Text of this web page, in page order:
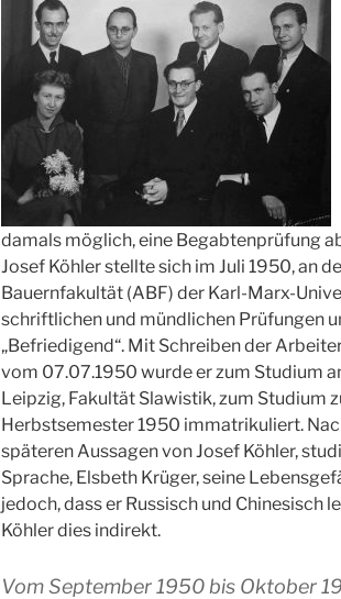
damals möglich, eine Begabtenprüfung
Josef Köhler stellte sich im Juli 1950, an
Bauernfakultät (ABF) der Karl-Marx-
schriftlichen und mündlichen Prüfungen
„Befriedigend“. Mit Schreiben der
vom 07.07.1950 wurde er zum Studium
Leipzig, Fakultät Slawistik, zum Studium
Herbstsemester 1950 immatrikuliert.
späteren Aussagen von Josef Köhler,
Sprache, Elsbeth Krüger, seine
jedoch, dass er Russisch und Chinesisch
Köhler dies indirekt.
Vom September 1950 bis Oktober